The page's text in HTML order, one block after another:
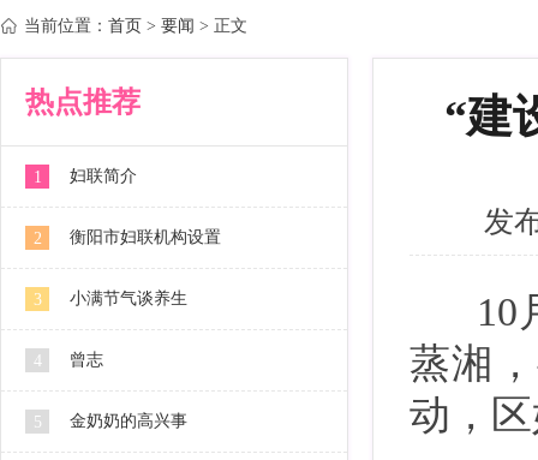
当前位置： 首页 > 要闻 > 正文
热点推荐
1 妇联简介
2 衡阳市妇联机构设置
3 小满节气谈养生
4 曾志
5 金奶奶的高兴事
“建
发
10月
蒸湘
动，